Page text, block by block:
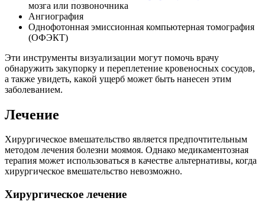
мозга или позвоночника
Ангиография
Однофотонная эмиссионная компьютерная томография
(ОФЭКТ)
Эти инструменты визуализации могут помочь врачу
обнаружить закупорку и переплетение кровеносных сосудов,
а также увидеть, какой ущерб может быть нанесен этим
заболеванием.
Лечение
Хирургическое вмешательство является предпочтительным
методом лечения болезни моямоя. Однако медикаментозная
терапия может использоваться в качестве альтернативы, когда
хирургическое вмешательство невозможно.
Хирургическое лечение